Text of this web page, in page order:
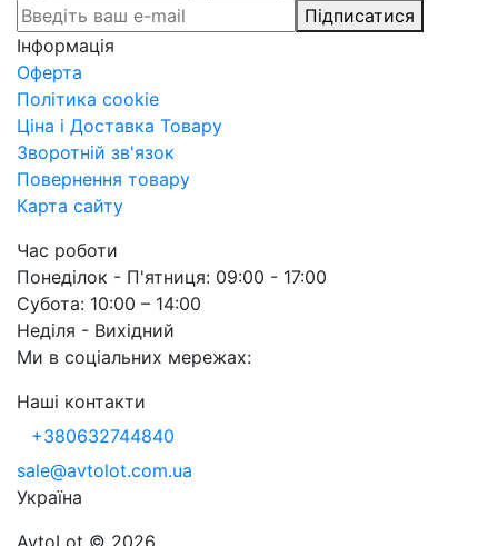
Підписатися
Інформація
Оферта
Політика cookie
Ціна і Доставка Товару
Зворотній зв'язок
Повернення товару
Карта сайту
Час роботи
Понеділок - П'ятниця: 09:00 - 17:00
Субота: 10:00 – 14:00
Неділя - Вихідний
Ми в соціальних мережах:
Наші контакти
+380632744840
sale@avtolot.com.ua
Українa
AvtoLot © 2026